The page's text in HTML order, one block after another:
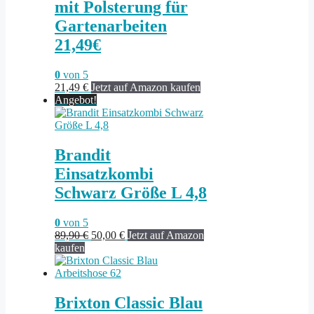
mit Polsterung für
Gartenarbeiten
21,49€
0 von 5
21,49 € Jetzt auf Amazon kaufen
Angebot!
Brandit
Einsatzkombi
Schwarz Größe L 4,8
0 von 5
89,90€ Ursprünglicher
war:
89,90 €
50,00 €Aktueller
ist:
Jetzt auf Amazon
kaufen
Brixton Classic Blau